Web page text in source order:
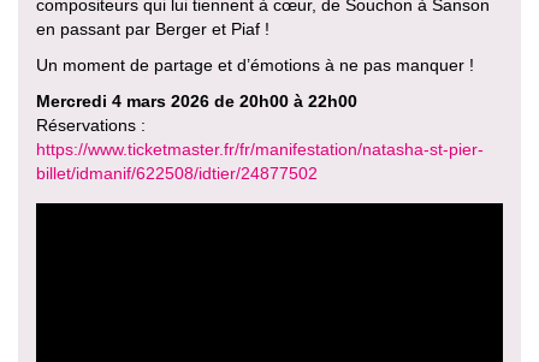
compositeurs qui lui tiennent à cœur, de Souchon à Sanson
en passant par Berger et Piaf !
Un moment de partage et d’émotions à ne pas manquer !
Mercredi 4 mars 2026 de 20h00 à 22h00
Réservations :
https://www.ticketmaster.fr/fr/manifestation/natasha-st-pier-
billet/idmanif/622508/idtier/24877502